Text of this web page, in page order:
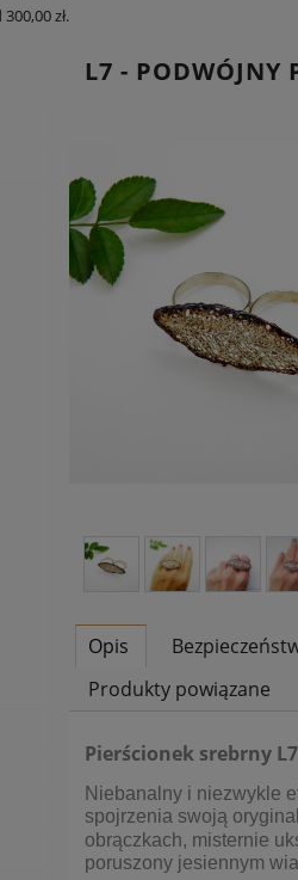
zł.
L7 - PODWÓJNY
Opis
Produkty powiązane
Pierścionek srebrny
Niebanalny i niezwykle
spojrzenia swoją
obrączkach, misternie
poruszony jesiennym